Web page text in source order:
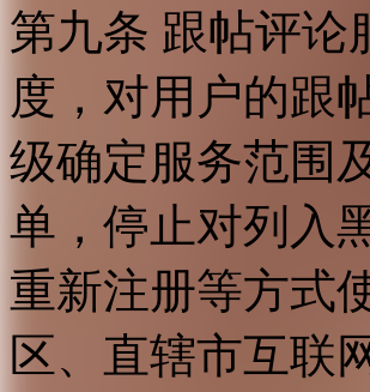
第九条 跟帖评论
度，对用户的跟
级确定服务范围
单，停止对列入
重新注册等方式
区、直辖市互联